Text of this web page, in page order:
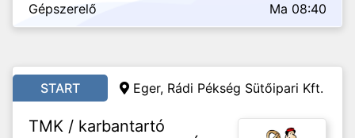
Gépszerelő Ma 08:40
START Eger, Rádi Pékség Sütőipari Kft.
TMK / karbantartó